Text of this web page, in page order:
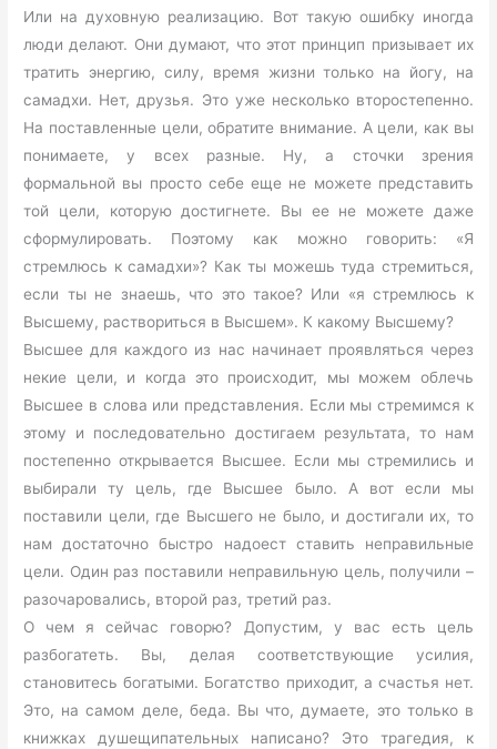
Или на духовную реализацию. Вот такую ошибку иногда
люди делают. Они думают, что этот принцип призывает их
тратить энергию, силу, время жизни только на йогу, на
самадхи. Нет, друзья. Это уже несколько второстепенно.
На поставленные цели, обратите внимание. А цели, как вы
понимаете, у всех разные. Ну, а сточки зрения
формальной вы просто себе еще не можете представить
той цели, которую достигнете. Вы ее не можете даже
сформулировать. Поэтому как можно говорить: «Я
стремлюсь к самадхи»? Как ты можешь туда стремиться,
если ты не знаешь, что это такое? Или «я стремлюсь к
Высшему, раствориться в Высшем». К какому Высшему?
Высшее для каждого из нас начинает проявляться через
некие цели, и когда это происходит, мы можем облечь
Высшее в слова или представления. Если мы стремимся к
этому и последовательно достигаем результата, то нам
постепенно открывается Высшее. Если мы стремились и
выбирали ту цель, где Высшее было. А вот если мы
поставили цели, где Высшего не было, и достигали их, то
нам достаточно быстро надоест ставить неправильные
цели. Один раз поставили неправильную цель, получили –
разочаровались, второй раз, третий раз.
О чем я сейчас говорю? Допустим, у вас есть цель
разбогатеть. Вы, делая соответствующие усилия,
становитесь богатыми. Богатство приходит, а счастья нет.
Это, на самом деле, беда. Вы что, думаете, это только в
книжках душещипательных написано? Это трагедия, к